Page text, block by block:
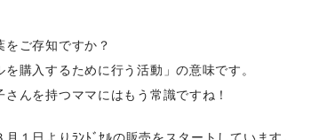
をご存知ですか？
を購入するために行う活動」の意味です。
んを持つママにはもう常識ですね！